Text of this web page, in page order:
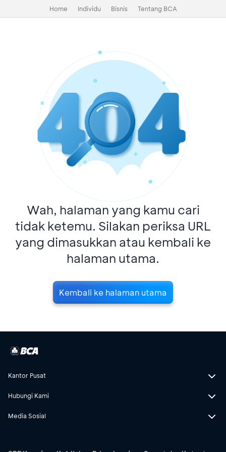
Home Individu Bisnis Tentang BCA
Wah, halaman yang kamu cari
tidak ketemu. Silakan periksa URL
yang dimasukkan atau kembali ke
halaman utama.
Kembali ke halaman utama
Kantor Pusat
Hubungi Kami
Media Sosial